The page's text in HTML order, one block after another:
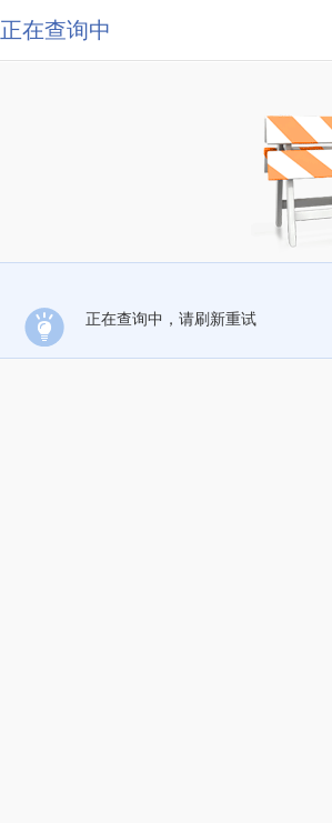
正在查询中
正在查询中，请刷新重试